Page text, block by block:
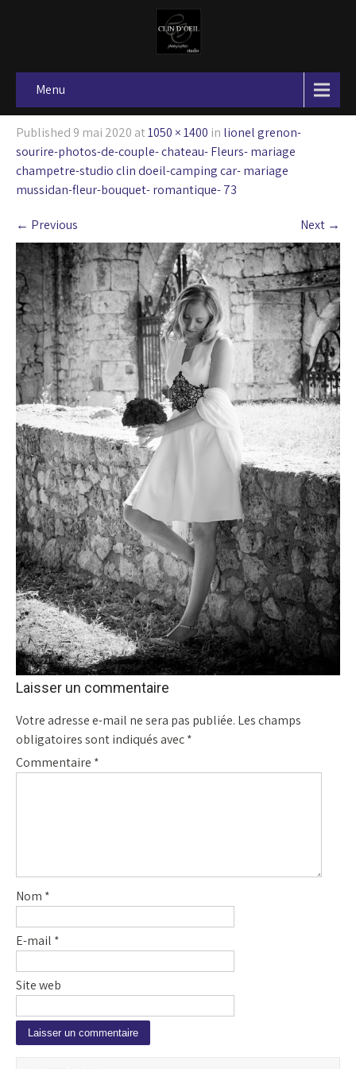
Menu
Published 9 mai 2020 at1050 × 1400 in lionel grenon-
sourire-photos-de-couple- chateau- Fleurs- mariage
champetre-studio clin doeil-camping car- mariage
mussidan-fleur-bouquet- romantique- 73
← Previous Next →
Laisser un commentaire
Votre adresse e-mail ne sera pas publiée. Les champs
obligatoires sont indiqués avec*
Commentaire *
Nom *
E-mail *
Site web